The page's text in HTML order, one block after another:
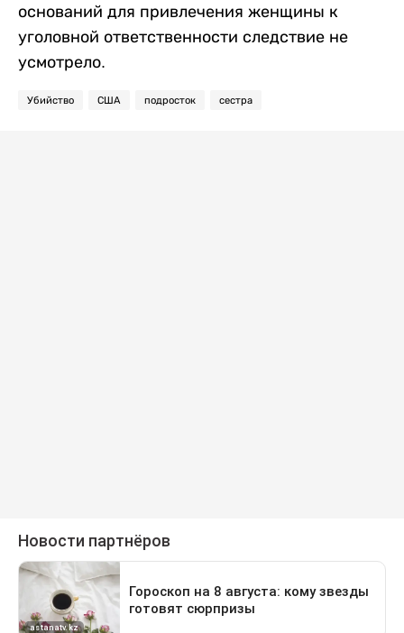
оснований для привлечения женщины к
уголовной ответственности следствие не
усмотрело.
Убийство США подросток сестра